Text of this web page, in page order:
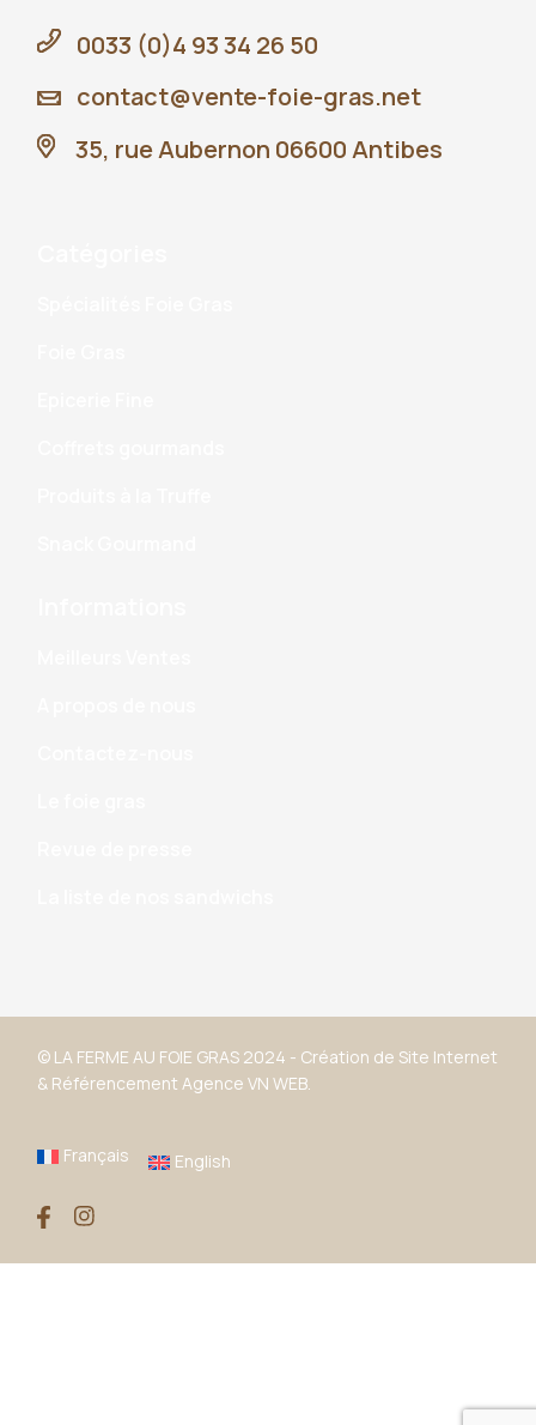
0033 (0)4 93 34 26 50
contact@vente-foie-gras.net
35, rue Aubernon 06600 Antibes
© LA FERME AU FOIE GRAS 2024 - Création de Site Internet
& Référencement Agence VN WEB.
Français English